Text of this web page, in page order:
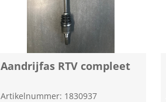
Aandrijfas RTV compleet
Artikelnummer: 1830937